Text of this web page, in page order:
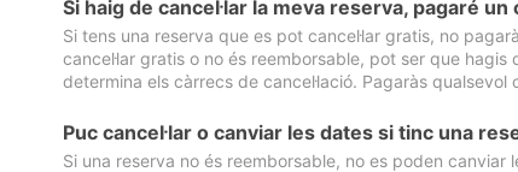
Si haig de cancel·lar la meva reserva, pagaré un
Si tens una reserva que es pot cancel·lar gratis, no
cancel·lar gratis o no és reemborsable, pot ser que hagis
determina els càrrecs de cancel·lació. Pagaràs qualsevol
Puc cancel·lar o canviar les dates si tinc una
Si una reserva no és reemborsable, no es poden canviar